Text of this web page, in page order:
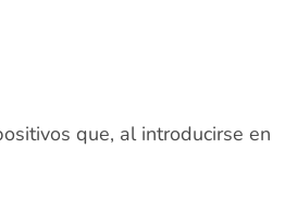
que, al introducirse en